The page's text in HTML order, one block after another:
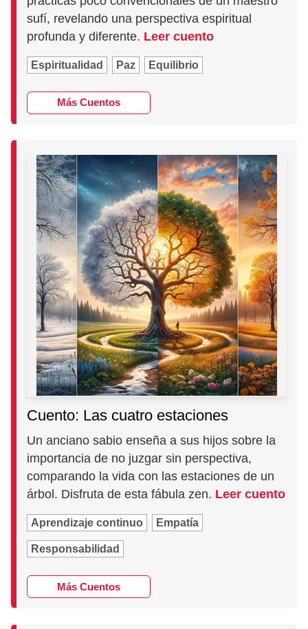
sufí, revelando una perspectiva espiritual
profunda y diferente. Leer cuento
Espiritualidad Paz Equilibrio
Más Cuentos
Cuento: Las cuatro estaciones
Un anciano sabio enseña a sus hijos sobre la
importancia de no juzgar sin perspectiva,
comparando la vida con las estaciones de un
árbol. Disfruta de esta fábula zen. Leer cuento
Aprendizaje continuo Empatía
Responsabilidad
Más Cuentos